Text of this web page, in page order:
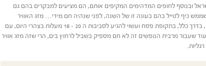
ובנוסף לחופים המדהימים המקיפים אותם, הם מציעים למבקרים בהם גם
כיף לטייל בהם בעונה זו של השנה, לפני שנהיה חם מידי… מזג האוויר
ברודוס וכרתים הוא נעים, בדרך כלל, בתקופת פסח ועשוי להגיע לסביבות ה 20 – 18 מעלות בצהרי היום, עם
שעבור מרבית הנופשים זה לא חם מספיק בשביל לרחוץ בים, הרי שזה מזג אוויר